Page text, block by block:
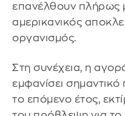
επανέλθουν πλήρως
αμερικανικός
οργανισμός.
Στη συνέχεια, η
εμφανίσει
το επόμενο έτος,